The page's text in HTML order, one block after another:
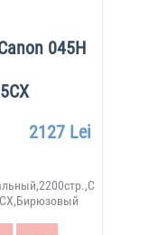
045H
2127 Lei